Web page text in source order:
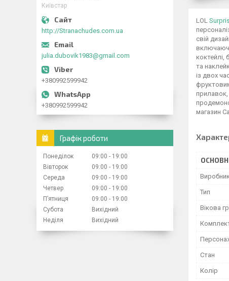
LOL
свій
коктейлі,
та
із двох
прилавок,
магазин
Виробник
Тип
Вікова
Стан
Колір
Київстар
http://Stranachudes.com.ua
julia.dubovik1983@gmail.com
+380992599942
+380992599942
Графік роботи
Понеділок 09:00
19:00
Вівторок
09:00
19:00
Середа
09:00
19:00
Четвер
09:00
19:00
Пʼятниця
09:00
19:00
Субота
Вихідний
Неділя
Вихідний